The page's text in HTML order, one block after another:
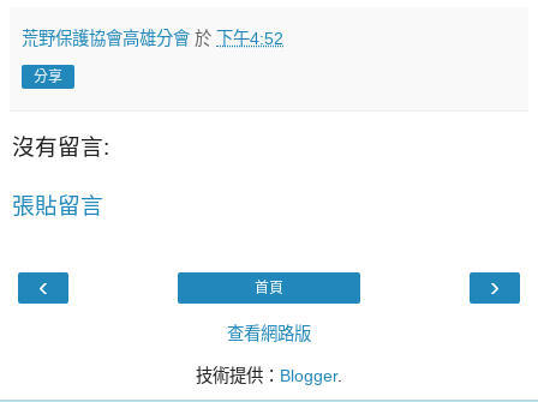
荒野保護協會高雄分會 於 下午4:52
分享
沒有留言:
張貼留言
‹ ›
首頁
查看網路版
技術提供： Blogger.